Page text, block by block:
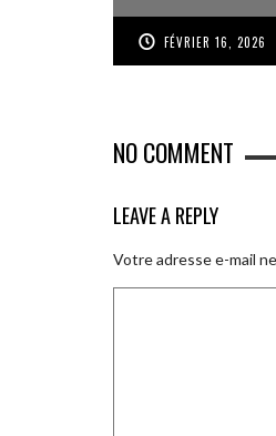
FÉVRIER 16, 2026
NO COMMENT
LEAVE A REPLY
Votre adresse e-mail